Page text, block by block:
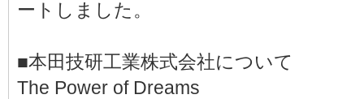
ートしました。
■本田技研工業株式会社について
The Power of Dreams